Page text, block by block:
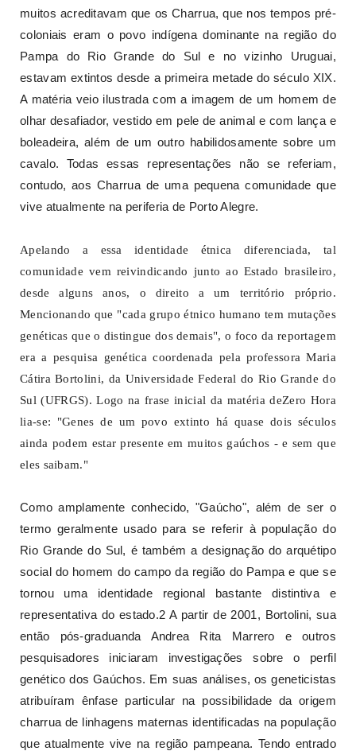
muitos acreditavam que os Charrua, que nos tempos pré-
coloniais eram o povo indígena dominante na região do
Pampa do Rio Grande do Sul e no vizinho Uruguai,
estavam extintos desde a primeira metade do século XIX.
A matéria veio ilustrada com a imagem de um homem de
olhar desafiador, vestido em pele de animal e com lança e
boleadeira, além de um outro habilidosamente sobre um
cavalo. Todas essas representações não se referiam,
contudo, aos Charrua de uma pequena comunidade que
vive atualmente na periferia de Porto Alegre.
Apelando a essa identidade étnica diferenciada, tal
comunidade vem reivindicando junto ao Estado brasileiro,
desde alguns anos, o direito a um território próprio.
Mencionando que "cada grupo étnico humano tem mutações
genéticas que o distingue dos demais", o foco da reportagem
era a pesquisa genética coordenada pela professora Maria
Cátira Bortolini, da Universidade Federal do Rio Grande do
Sul (UFRGS). Logo na frase inicial da matéria deZero Hora
lia-se: "Genes de um povo extinto há quase dois séculos
ainda podem estar presente em muitos gaúchos - e sem que
eles saibam."
Como amplamente conhecido, "Gaúcho", além de ser o
termo geralmente usado para se referir à população do
Rio Grande do Sul, é também a designação do arquétipo
social do homem do campo da região do Pampa e que se
tornou uma identidade regional bastante distintiva e
representativa do estado.2 A partir de 2001, Bortolini, sua
então pós-graduanda Andrea Rita Marrero e outros
pesquisadores iniciaram investigações sobre o perfil
genético dos Gaúchos. Em suas análises, os geneticistas
atribuíram ênfase particular na possibilidade da origem
charrua de linhagens maternas identificadas na população
que atualmente vive na região pampeana. Tendo entrado